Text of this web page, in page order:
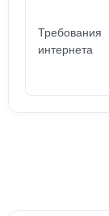
Требования
интернета